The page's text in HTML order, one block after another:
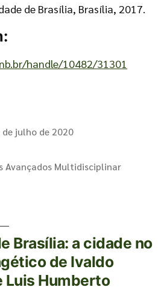
de Brasília, Brasília, 2017.
handle/10482/31301
de julho de 2020
Avançados Multidisciplinar
Brasília: a cidade no
de Ivaldo
Luis Humberto